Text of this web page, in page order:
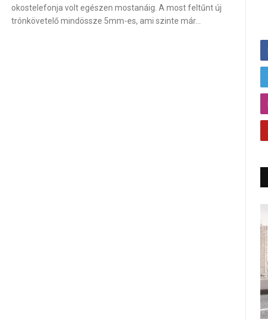
okostelefonja volt egészen mostanáig. A most feltűnt új
trónkövetelő mindössze 5mm-es, ami szinte már…